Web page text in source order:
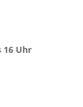
16 Uhr